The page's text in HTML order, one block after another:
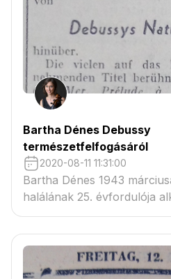
Bartha Dénes Debussy
természetfelfogásáról
2020-08-11 11:31:00
Bartha Dénes 1943
halálának 25. évfordulója
oldalas, sokrétű és
közzé a Pester Lloydban.
fejezetét mutatom be alább.